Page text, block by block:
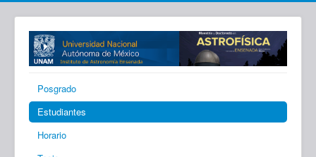
Posgrado
Estudiantes
Horario